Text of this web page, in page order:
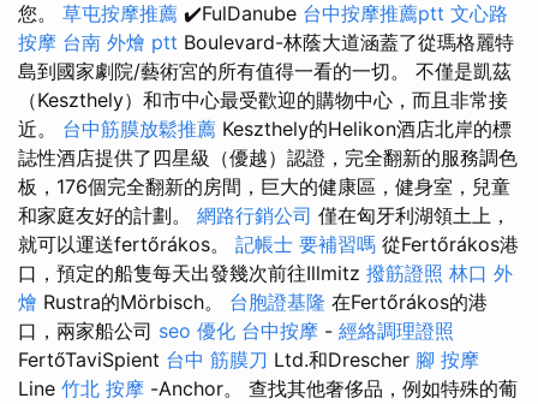
您。 草屯按摩推薦 ✔️FulDanube 台中按摩推薦ptt 文心路
按摩 台南 外燴 ptt Boulevard-林蔭大道涵蓋了從瑪格麗特
島到國家劇院/藝術宮的所有值得一看的一切。 不僅是凱茲
（Keszthely）和市中心最受歡迎的購物中心，而且非常接
近。 台中筋膜放鬆推薦 Keszthely的Helikon酒店北岸的標
誌性酒店提供了四星級（優越）認證，完全翻新的服務調色
板，176個完全翻新的房間，巨大的健康區，健身室，兒童
和家庭友好的計劃。 網路行銷公司 僅在匈牙利湖領土上，
就可以運送fertőrákos。 記帳士 要補習嗎 從Fertőrákos港
口，預定的船隻每天出發幾次前往Illmitz 撥筋證照 林口 外
燴 Rustra的Mörbisch。 台胞證基隆 在Fertőrákos的港
口，兩家船公司 seo 優化 台中按摩 - 經絡調理證照
FertőTaviSpient 台中 筋膜刀 Ltd.和Drescher 腳 按摩
Line 竹北 按摩 -Anchor。 查找其他奢侈品，例如特殊的葡